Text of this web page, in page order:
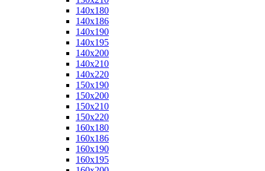
140x180
140x186
140x190
140x195
140x200
140x210
140x220
150x190
150x200
150x210
150x220
160x180
160x186
160x190
160x195